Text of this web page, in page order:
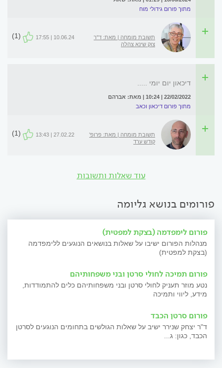
מתוך פורום גידולי מוח
תשובת מומחה | מאת: ד"ר
צוק שינא צהלה
10.06.24 | 17:55
(1)
דיכאון יום יומי .....
22/02/2022 | 10:24 | מאת: אברהם
מתוך פורום דיכאון וכאב
תשובת מומחה | מאת: פרופ'
קודש ערד
27.02.22 | 13:43
(1)
עוד שאלות ותשובות
פורומים בנושא גליומה
פורום לימפדמה (בצקת למפטית)
מנהלות הפורום ישיבו על שאלות בנושאים הנוגעים ללימפדמה
(בצקת למפטית)
פורום תמיכה לחולי סרטן ובני משפחותיהם
נטע מוזר תעניק לחולי סרטן ובני משפחותיהם כלים להתמודדות,
מידע, ליווי ותמיכה
פורום סרטן הכבד
ד"ר יצחק שנירר ישיב על שאלות הגולשים בתחומים הנוגעים לסרטן
הכבד, כגון: ג...